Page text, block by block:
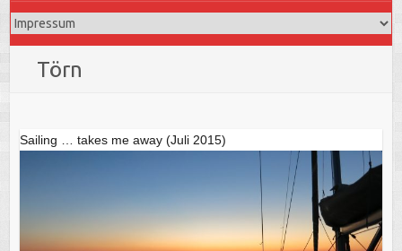
Törn
Sailing … takes me away (Juli 2015)